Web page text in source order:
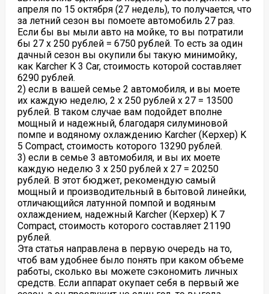
апреля по 15 октября (27 недель), то получается, что
за летний сезон вы помоете автомобиль 27 раз.
Если бы вы мыли авто на мойке, то вы потратили
бы 27 х 250 рублей = 6750 рублей. То есть за один
дачный сезон вы окупили бы такую минимойку,
как Karcher K 3 Car, стоимость которой составляет
6290 рублей.
2) если в вашей семье 2 автомобиля, и вы моете
их каждую неделю, 2 х 250 рублей х 27 = 13500
рублей. В таком случае вам подойдет вполне
мощный и надежный, благодаря силуминовой
помпе и водяному охлаждению Karcher (Керхер) K
5 Compact, стоимость которого 13290 рублей.
3) если в семье 3 автомобиля, и вы их моете
каждую неделю 3 х 250 рублей х 27 = 20250
рублей. В этот бюджет, рекомендую самый
мощный и производительный в бытовой линейки,
отличающийся латунной помпой и водяным
охлаждением, надежный Karcher (Керхер) K 7
Compact, стоимость которого составляет 21190
рублей.
Эта статья направлена в первую очередь на то,
чтоб вам удобнее было понять при каком объеме
работы, сколько вы можете сэкономить личных
средств. Если аппарат окупает себя в первый же